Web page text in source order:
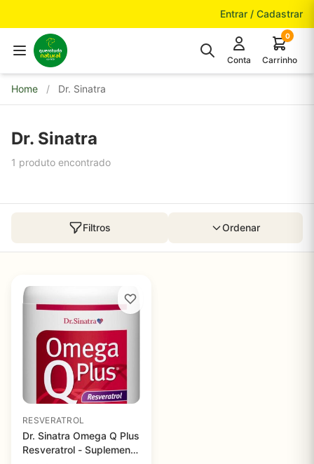
Entrar / Cadastrar
Conta
0
Carrinho
Home / Dr. Sinatra
Dr. Sinatra
1 produto encontrado
Filtros Ordenar
RESVERATROL
Dr. Sinatra Omega Q Plus
Resveratrol - Suplemento